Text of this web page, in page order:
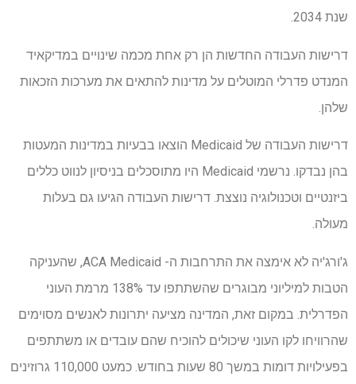
שנת 2034.
דרישות העבודה החדשות הן רק אחת מכמה שינויים במדיקאיד
המנדט פדרלי המוטלים על מדינות להתאים את מערכות הזכאות
שלהן.
דרישות העבודה של Medicaid הוצאו בבעיות במדינות המעטות
בהן נבדקו. נרשמי Medicaid היו מתוסכלים בניסיון לנווט כללים
ביזנטיים וטכנולוגיה נוצצת. דרישות העבודה הגיעו גם בעלות
מעולה.
ג'ורג'יה לא אימצה את התרחבות ה- ACA Medicaid, שהעניקה
הטבות למיליוני מבוגרים שהשתתפו עד 138% מרמת העוני
הפדרלית. במקום זאת, המדינה מציעה יתרונות לאנשים מסוימים
שהרוויחו לקו העוני שיכולים להוכיח שהם עובדים או משתתפים
בפעילויות דומות במשך 80 שעות בחודש. כמעט 110,000 גרוזינים